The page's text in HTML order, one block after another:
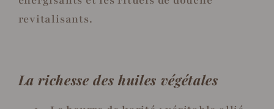
revitalisants.
La richesse des huiles végétales